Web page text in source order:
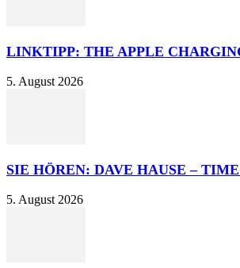
LINKTIPP: THE APPLE
5. August 2026
SIE HÖREN: DAVE HAUSE –
5. August 2026